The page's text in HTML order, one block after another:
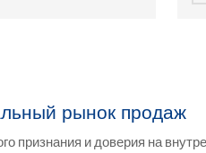
рынок продаж
признания и доверия на